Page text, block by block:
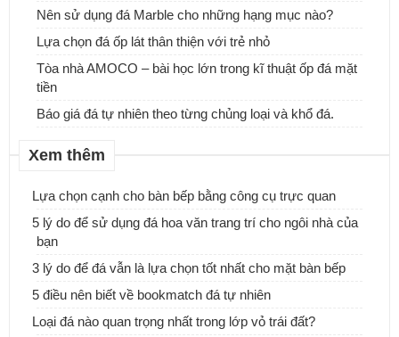
Nên sử dụng đá Marble cho những hạng mục nào?
Lựa chọn đá ốp lát thân thiện với trẻ nhỏ
Tòa nhà AMOCO – bài học lớn trong kĩ thuật ốp đá mặt
tiền
Báo giá đá tự nhiên theo từng chủng loại và khổ đá.
Xem thêm
Lựa chọn cạnh cho bàn bếp bằng công cụ trực quan
5 lý do để sử dụng đá hoa văn trang trí cho ngôi nhà của
bạn
3 lý do để đá vẫn là lựa chọn tốt nhất cho mặt bàn bếp
5 điều nên biết về bookmatch đá tự nhiên
Loại đá nào quan trọng nhất trong lớp vỏ trái đất?
ĐƠN VỊ CUNG CẤP & THI CÔNG ĐÁ ỐP CỘT ĐÁ TRỤ CỔNG
NHÀ.
của bạn